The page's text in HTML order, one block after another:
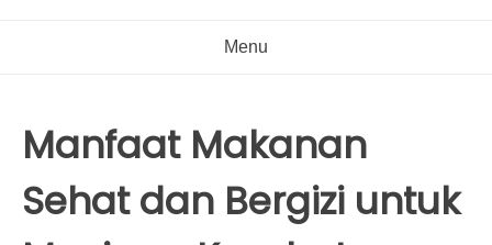
Menu
Manfaat Makanan
Sehat dan Bergizi untuk